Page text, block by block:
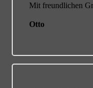
Mit freundlichen
Otto